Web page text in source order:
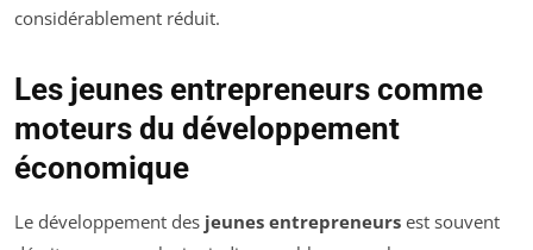
considérablement réduit.
Les jeunes entrepreneurs comme
moteurs du développement
économique
Le développement des jeunes entrepreneurs est souvent